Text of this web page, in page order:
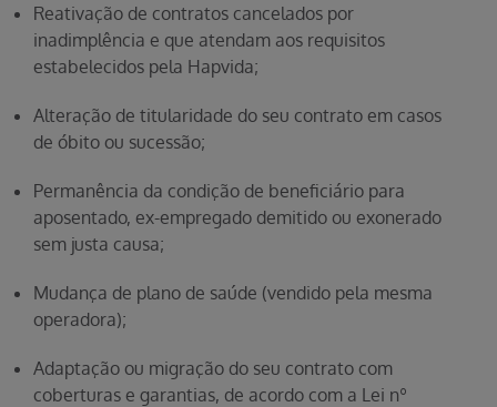
Reativação de contratos cancelados por
inadimplência e que atendam aos requisitos
estabelecidos pela Hapvida;
Alteração de titularidade do seu contrato em casos
de óbito ou sucessão;
Permanência da condição de beneficiário para
aposentado, ex-empregado demitido ou exonerado
sem justa causa;
Mudança de plano de saúde (vendido pela mesma
operadora);
Adaptação ou migração do seu contrato com
coberturas e garantias, de acordo com a Lei nº